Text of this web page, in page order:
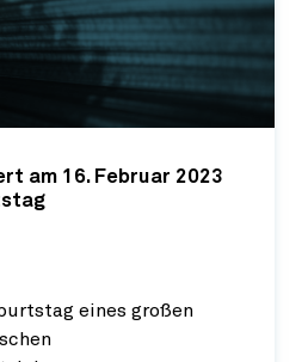
am 16. Februar 2023
eines großen